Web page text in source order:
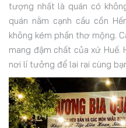
tượng nhất là quán có
quán nằm cạnh cầu cồn
không kém phần thơ mộng.
mang đậm chất của xứ Huế.
nơi lí tưởng để lai rai cùng